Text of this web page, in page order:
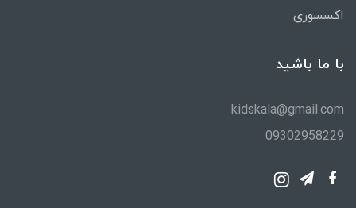
اکسسوری
با ما باشید
kidskala@gmail.com
09302958229